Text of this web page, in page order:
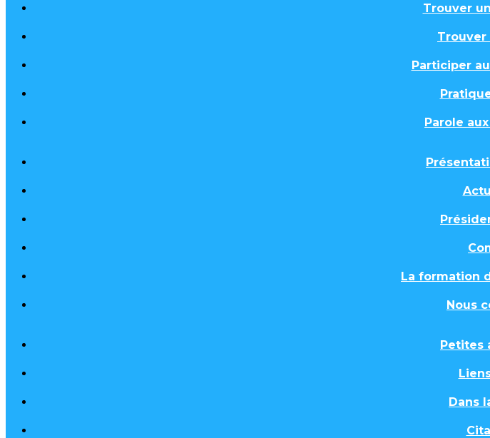
Trouver
Trouver
Participer
Parole
La formation
Nous
Petites
Dans